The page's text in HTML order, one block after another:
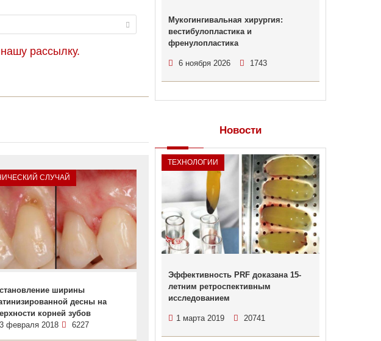
рассылку.
СЛУЧАЙ
ширины
десны на
корней зубов
февраля 2018
6227
Мукогингивальная хирургия:
вестибулопластика и
френулопластика
6 ноября 2026 1743
Новости
ТЕХНОЛОГИИ
Эффективность PRF доказана 15-
летним ретроспективным
исследованием
1 марта 2019 20741